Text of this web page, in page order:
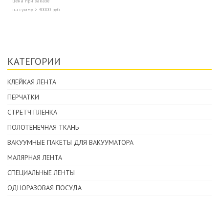
на сумму > 30000 руб.
КАТЕГОРИИ
КЛЕЙКАЯ ЛЕНТА
ПЕРЧАТКИ
СТРЕТЧ ПЛЕНКА
ПОЛОТЕНЕЧНАЯ ТКАНЬ
ВАКУУМНЫЕ ПАКЕТЫ ДЛЯ ВАКУУМАТОРА
МАЛЯРНАЯ ЛЕНТА
CПЕЦИАЛЬНЫЕ ЛЕНТЫ
ОДНОРАЗОВАЯ ПОСУДА